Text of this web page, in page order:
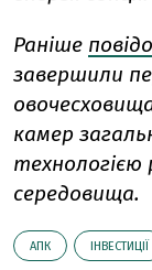
Раніше
завершили
камер
технологією
середовища.
АПК ІНВЕСТИЦІЇ